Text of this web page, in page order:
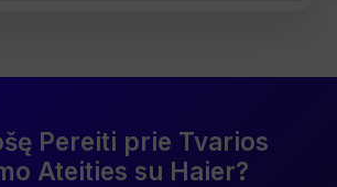
Pereiti prie Tvarios
Ateities su Haier?